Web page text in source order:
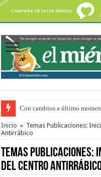
Con cambios a último
Adopción en Entre Ríos: el
Inicio » Temas Publicaciones:
Antirrábico
Temas Publicaciones:
del Centro